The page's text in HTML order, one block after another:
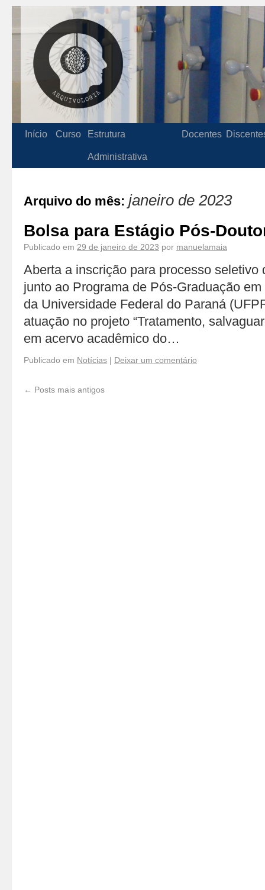
Início Curso Estrutura
Administrativa
Docentes
Arquivo do mês: janeiro de 2023
Bolsa para Estágio Pós-
Publicado em 29 de janeiro de 2023 por manuelamaia
Aberta a inscrição para processo seletivo
junto ao Programa de Pós-Graduação
da Universidade Federal do Paraná
atuação no projeto “Tratamento,
em acervo acadêmico do…
Publicado em Notícias | Deixar um comentário
← Posts mais antigos